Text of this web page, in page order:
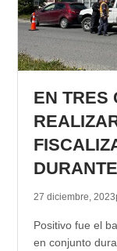
EN TRES
27 diciembre, 2023
Positivo fue el
en conjunto